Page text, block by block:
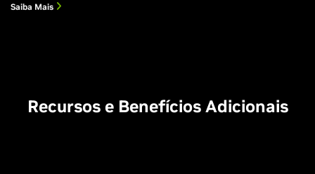
Saiba Mais
Recursos e Benefícios Adicionais